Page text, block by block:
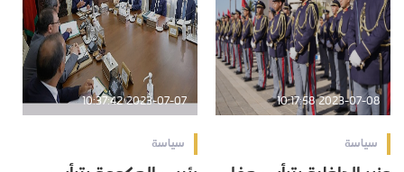
2023-07-08 10:17:58
سياسة
2023-07-07 10:37:42
سياسة